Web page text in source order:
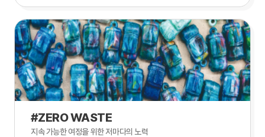
#ZERO WASTE
지속 가능한 여정을 위한 저마다의 노력